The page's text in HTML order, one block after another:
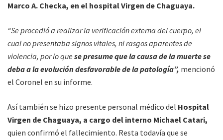
Marco A. Checka, en el hospital Virgen de Chaguaya.
“Se procedió a realizar la verificación externa del cuerpo, el
cual no presentaba signos vitales, ni rasgos aparentes de
violencia, por lo que se presume que la causa de la muerte se
deba a la evolución desfavorable de la patología”, mencionó
el Coronel en su informe.
Así también se hizo presente personal médico del Hospital
Virgen de Chaguaya, a cargo del interno Michael Catari,
quien confirmó el fallecimiento. Resta todavía que se